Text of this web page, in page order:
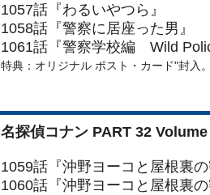
1057話『わるいやつら』
1058話『警察に居座った男』
1061話『警察学校編 Wild
特典：オリジナル ポスト・カード"封入
名探偵コナン PART 32 Volume
1059話『沖野ヨーコと屋根裏
1060話『沖野ヨーコと屋根裏